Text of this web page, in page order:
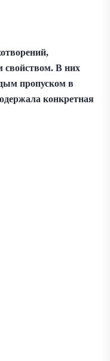
В них
пропуском в
конкретная